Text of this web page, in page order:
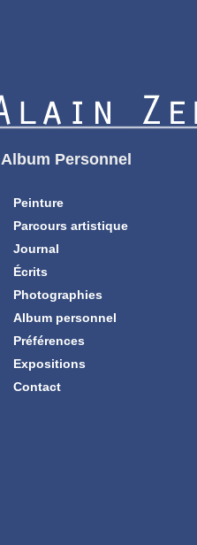
Album Personnel
Peinture
Parcours artistique
Journal
Écrits
Photographies
Album personnel
Préférences
Expositions
Contact